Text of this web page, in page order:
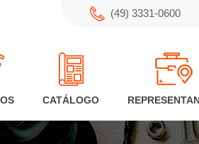
(49) 3331-0600
CATÁLOGO